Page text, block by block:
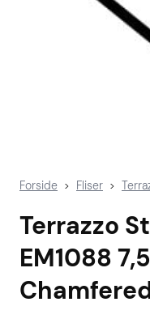
Forside > Fliser >
Terrazzo
EM1088